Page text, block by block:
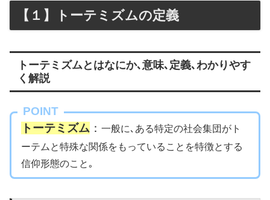
【１】トーテミズムの定義
トーテミズムとはなにか､意味､定義､わかりやす
く解説
POINT
トーテミズム ： 一般に､ある特定の社会集団がト
ーテムと特殊な関係をもっていることを特徴とする
信仰形態のこと｡